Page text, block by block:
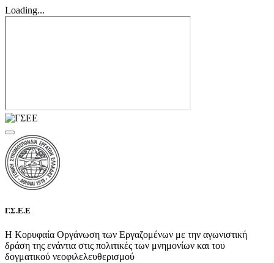
Loading...
Γ.Σ.Ε.Ε
Η Κορυφαία Οργάνωση των Εργαζομένων με την αγωνιστική
δράση της ενάντια στις πολιτικές των μνημονίων και του
δογματικού νεοφιλελευθερισμού